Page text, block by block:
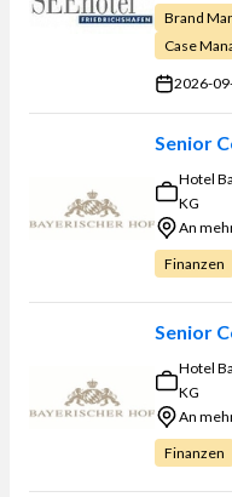
Brand
Case
2026-
Senior
Hotel
KG
An
Finanzen
Senior
Hotel
KG
An
Finanzen